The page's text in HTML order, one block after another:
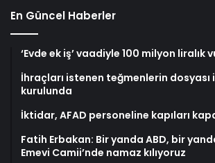
En Güncel Haberler
‘Evde ek iş’ vaadiyle 100 milyon liralık
İhraçları istenen teğmenlerin dosyası
kurulunda
İktidar, AFAD personeline kapıları
Fatih Erbakan: Bir yanda ABD, bir
Emevi Camii’nde namaz kılıyoruz